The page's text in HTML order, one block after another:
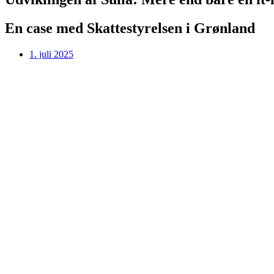
En case med Skattestyrelsen i Grønland
1. juli 2025